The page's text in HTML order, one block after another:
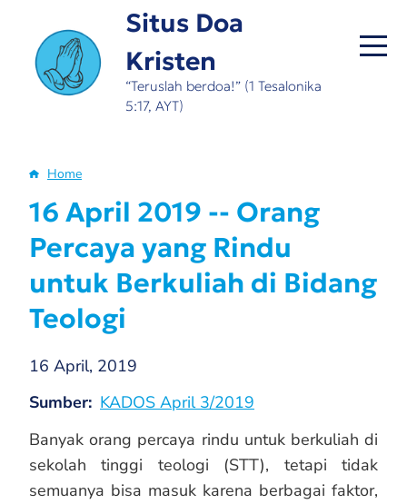
main
content
Situs Doa
Kristen
“Teruslah berdoa!” (1 Tesalonika
5:17, AYT)
Breadcrumb
Home
16 April 2019 -- Orang
Percaya yang Rindu
untuk Berkuliah di Bidang
Teologi
16 April, 2019
Sumber KADOS April 3/2019
Banyak orang percaya rindu untuk berkuliah di
sekolah tinggi teologi (STT), tetapi tidak
semuanya bisa masuk karena berbagai faktor,